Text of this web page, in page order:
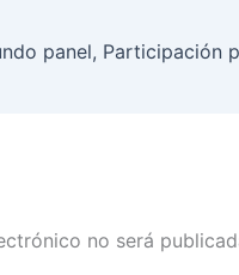
no será